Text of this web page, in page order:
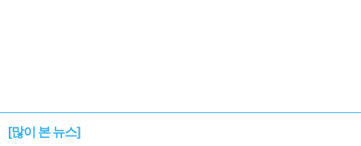
[많이 본 뉴스]